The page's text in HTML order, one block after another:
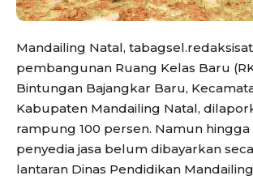
Mandailing Natal,
pembangunan Ruang Kelas Baru
Bintungan Bajangkar Baru,
Kabupaten Mandailing Natal,
rampung 100 persen. Namun hingga
penyedia jasa belum dibayarkan
lantaran Dinas Pendidikan